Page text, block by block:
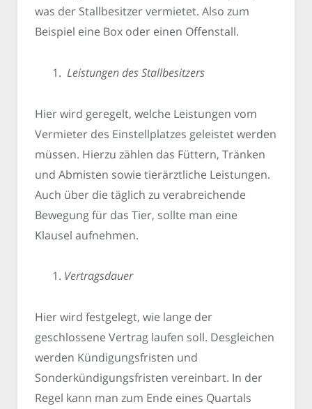
was der Stallbesitzer vermietet. Also zum
Beispiel eine Box oder einen Offenstall.
Leistungen des Stallbesitzers
Hier wird geregelt, welche Leistungen vom
Vermieter des Einstellplatzes geleistet werden
müssen. Hierzu zählen das Füttern, Tränken
und Abmisten sowie tierärztliche Leistungen.
Auch über die täglich zu verabreichende
Bewegung für das Tier, sollte man eine
Klausel aufnehmen.
Vertragsdauer
Hier wird festgelegt, wie lange der
geschlossene Vertrag laufen soll. Desgleichen
werden Kündigungsfristen und
Sonderkündigungsfristen vereinbart. In der
Regel kann man zum Ende eines Quartals